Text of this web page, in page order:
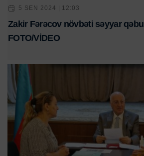
5 SEN 2024 | 12:03
Zakir Fərəcov növbəti səyyar
FOTO/VİDEO